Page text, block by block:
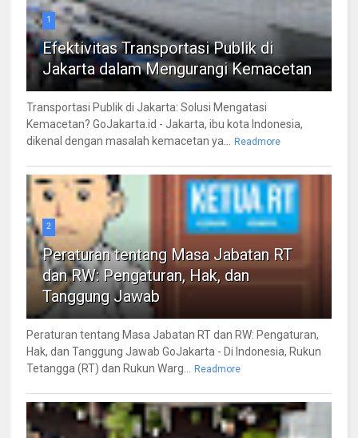
1
Efektivitas Transportasi Publik di
Jakarta dalam Mengurangi Kemacetan
Transportasi Publik di Jakarta: Solusi Mengatasi
Kemacetan? GoJakarta.id - Jakarta, ibu kota Indonesia,
dikenal dengan masalah kemacetan ya... Readmore
2
Peraturan tentang Masa Jabatan RT
dan RW: Pengaturan, Hak, dan
Tanggung Jawab
Peraturan tentang Masa Jabatan RT dan RW: Pengaturan,
Hak, dan Tanggung Jawab GoJakarta - Di Indonesia, Rukun
Tetangga (RT) dan Rukun Warg... Readmore